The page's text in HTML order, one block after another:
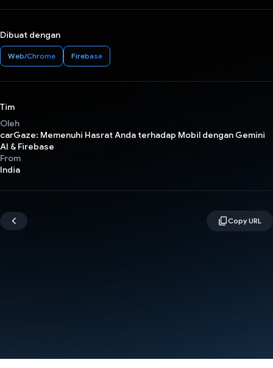
Dibuat dengan
Web/Chrome Firebase
Tim
Oleh
carGaze: Memenuhi Hasrat Anda terhadap Mobil dengan Gemini
AI & Firebase
From
India